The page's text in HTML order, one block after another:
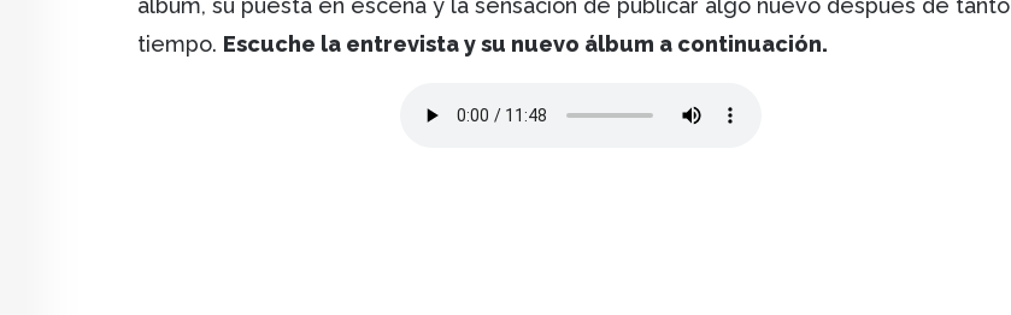
álbum, su puesta en escena y la sensación de publicar algo nuevo después de tanto
tiempo. Escuche la entrevista y su nuevo álbum a continuación.